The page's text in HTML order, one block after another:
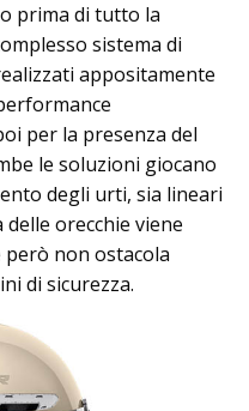
prima di tutto la
sistema di
appositamente
per la presenza del
le soluzioni giocano
degli urti, sia lineari
orecchie viene
non ostacola
di sicurezza.